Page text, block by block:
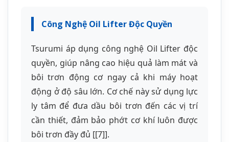
KTZ 22.2 có tuổi thọ cao hơn 30-40% so với
làm mát bằng dầu cũng giúp động cơ hoạt
động ổn định ở nhiệt độ cao, ngăn ngừa
quá nhiệt và hư hỏng.
Khả Năng Chống Mài Mòn Vượt Trội